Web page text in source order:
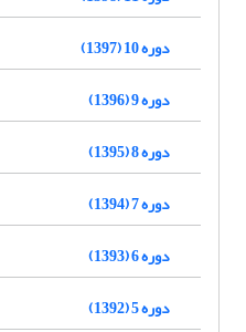
دوره 10 (1397)
دوره 9 (1396)
دوره 8 (1395)
دوره 7 (1394)
دوره 6 (1393)
دوره 5 (1392)